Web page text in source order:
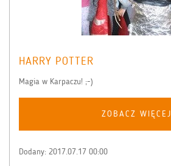
HARRY POTTER
Magia w Karpaczu! ;-)
ZOBACZ WIĘCEJ
Dodany: 2017.07.17 00:00